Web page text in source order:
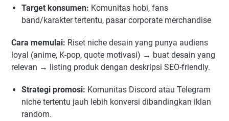
Target konsumen: Komunitas hobi, fans
band/karakter tertentu, pasar corporate merchandise
Cara memulai: Riset niche desain yang punya audiens
loyal (anime, K-pop, quote motivasi) → buat desain yang
relevan → listing produk dengan deskripsi SEO-friendly.
Strategi promosi: Komunitas Discord atau Telegram
niche tertentu jauh lebih konversi dibandingkan iklan
random.